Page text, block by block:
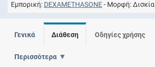
Εμπορική DEXAMETHASONE Μορφή Δισκία
Γενικά Διάθεση Οδηγίες χρήσης
Περισσότερα